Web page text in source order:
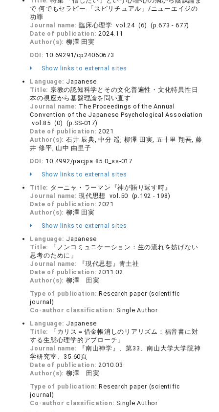
で 何でもセラピー-「スピリチュアル」/ニューエイジの
功罪
Journal name:臨床心理学 vol.24 (6) (p.673 - 677)
Date of publication:2024.11
Author(s): 柳澤 田実
DOI: 10.69291/cp24060673
Show links to external sites
Language: Japanese
Title: 宗教の認知科学とその文化普遍性・文化特異性日
本の視座から基盤理論を問い直す
Journal name: The Proceedings of the Annual
Convention of the Japanese Psychological Association
vol.85 (0) (p.SS-017)
Date of publication:2021
Author(s): 石井 辰典, 中分 遥, 柳澤 田実, 五十里 翔吾, 藤
井 修平, 山中 由里子
DOI: 10.4992/pacjpa.85.0_ss-017
Show links to external sites
Title: ターニャ・ラーマン『神が語り返す時』
Journal name:現代思想 vol.50 (p.192 - 198)
Date of publication:2021
Author(s): 柳澤 田実
Show links to external sites
Language: Japanese
Title:
「ノンコミュニケーション：生の流れを妨げない
思考のために」
Journal name:
『現代思想』青土社
Date of publication:2011.02
Author(s): 柳澤 田実
Type of publication:Research paper (scientific
journal)
Co-author classification: Single Author
Language: Japanese
Title:
「カリス＝借金帳消しのリアリズム：福音書に対
する生態心理学的アプローチ」
Journal name:
『南山神学』、第33、南山大学大学院神
学研究室、35-60頁
Date of publication:2010.03
Author(s): 柳澤 田実
Type of publication:Research paper (scientific
journal)
Co-author classification: Single Author